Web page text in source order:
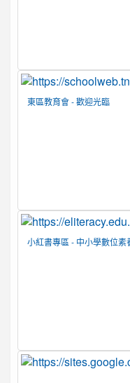
東區教育會 - 歡迎光臨
小紅書專區 - 中小學數位素